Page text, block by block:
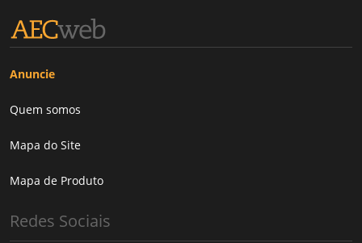
Anuncie
Quem somos
Mapa do Site
Mapa de Produto
Redes Sociais